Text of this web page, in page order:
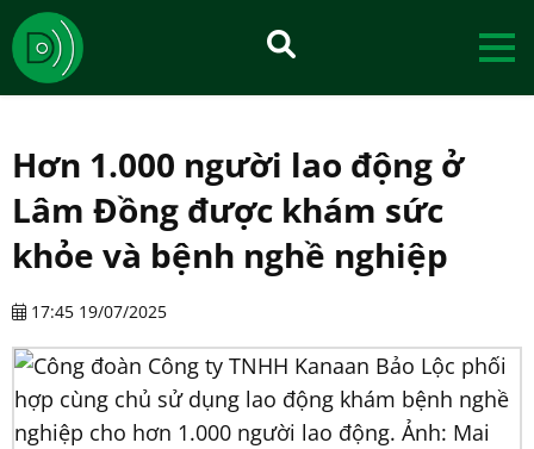
Hơn 1.000 người lao động ở
Lâm Đồng được khám sức
khỏe và bệnh nghề nghiệp
17:45 19/07/2025